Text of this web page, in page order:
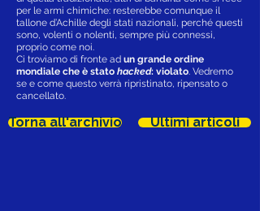
per le armi chimiche: resterebbe comunque il
tallone d’Achille degli stati nazionali, perché questi
sono, volenti o nolenti, sempre più connessi,
proprio come noi.
Ci troviamo di fronte ad un grande ordine
mondiale che è stato hacked: violato. Vedremo
se e come questo verrà ripristinato, ripensato o
cancellato.
Torna all'archivio Ultimi articoli